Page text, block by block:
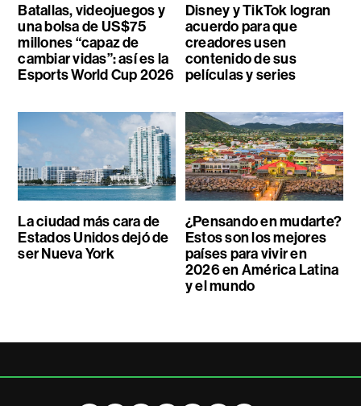
Batallas, videojuegos y
una bolsa de US$75
millones “capaz de
cambiar vidas”: así es la
Esports World Cup 2026
Disney y TikTok logran
acuerdo para que
creadores usen
contenido de sus
películas y series
La ciudad más cara de
Estados Unidos dejó de
ser Nueva York
¿Pensando en mudarte?
Estos son los mejores
países para vivir en
2026 en América Latina
y el mundo